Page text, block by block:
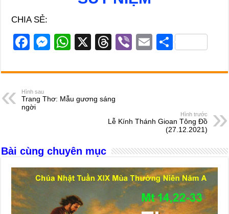
CHIA SẺ:
F
c
e
b
k
M
ss
n
W
at
A
X
T
e
d
s
Vi
er
E
ail
S
ar
Hình sau
Trang Thơ: Mẫu gương sáng
ngời
Hình trước
Lễ Kính Thánh Gioan Tông Đồ
(27.12.2021)
Bài cùng chuyên mục